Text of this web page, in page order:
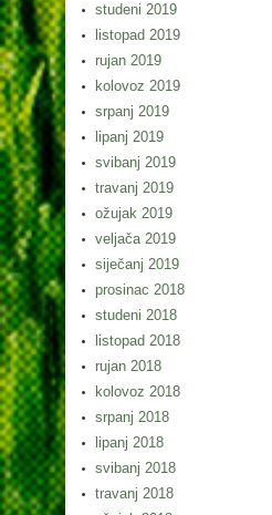
studeni 2019
listopad 2019
rujan 2019
kolovoz 2019
srpanj 2019
lipanj 2019
svibanj 2019
travanj 2019
ožujak 2019
veljača 2019
siječanj 2019
prosinac 2018
studeni 2018
listopad 2018
rujan 2018
kolovoz 2018
srpanj 2018
lipanj 2018
svibanj 2018
travanj 2018